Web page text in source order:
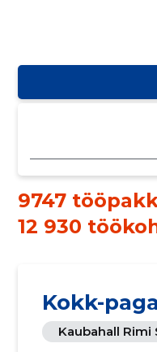
9747
12 930
Kokk-
Kaubahall